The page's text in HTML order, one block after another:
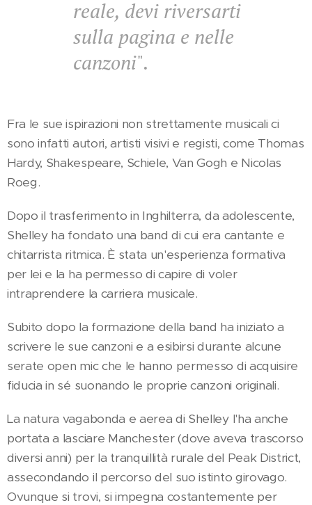
reale, devi riversarti
sulla pagina e nelle
canzoni".
Fra le sue ispirazioni non strettamente musicali ci
sono infatti autori, artisti visivi e registi, come Thomas
Hardy, Shakespeare, Schiele, Van Gogh e Nicolas
Roeg.
Dopo il trasferimento in Inghilterra, da adolescente,
Shelley ha fondato una band di cui era cantante e
chitarrista ritmica. È stata un'esperienza formativa
per lei e la ha permesso di capire di voler
intraprendere la carriera musicale.
Subito dopo la formazione della band ha iniziato a
scrivere le sue canzoni e a esibirsi durante alcune
serate open mic che le hanno permesso di acquisire
fiducia in sé suonando le proprie canzoni originali.
La natura vagabonda e aerea di Shelley l'ha anche
portata a lasciare Manchester (dove aveva trascorso
diversi anni) per la tranquillità rurale del Peak District,
assecondando il percorso del suo istinto girovago.
Ovunque si trovi, si impegna costantemente per